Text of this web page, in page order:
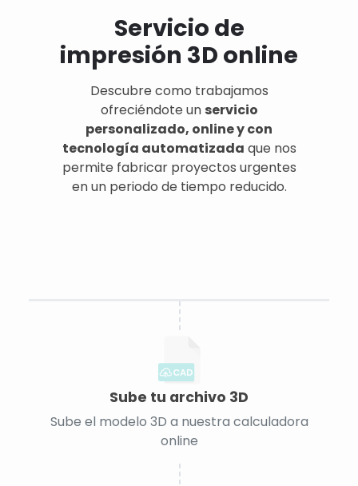
Servicio de
impresión 3D online
Descubre como trabajamos
ofreciéndote un servicio
personalizado, online y con
tecnología automatizada que nos
permite fabricar proyectos urgentes
en un periodo de tiempo reducido.
CAD
Sube tu archivo 3D
Sube el modelo 3D a nuestra calculadora
online